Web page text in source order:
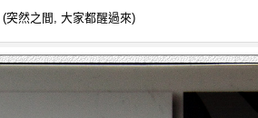
(突然之間, 大家都醒過來)